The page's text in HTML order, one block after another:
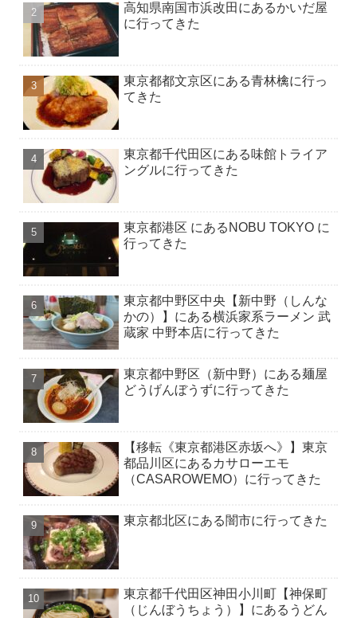
高知県南国市浜改田にあるかいだ屋
に行ってきた
東京都都文京区にある青林檎に行っ
てきた
東京都千代田区にある味館トライア
ングルに行ってきた
東京都港区 にあるNOBU TOKYO に
行ってきた
東京都中野区中央【新中野（しんな
かの）】にある横浜家系ラーメン 武
蔵家 中野本店に行ってきた
東京都中野区（新中野）にある麺屋
どうげんぼうずに行ってきた
【移転《東京都港区赤坂へ》】東京
都品川区にあるカサローエモ
（CASAROWEMO）に行ってきた
東京都北区にある闇市に行ってきた
東京都千代田区神田小川町【神保町
（じんぼうちょう）】にあるうどん